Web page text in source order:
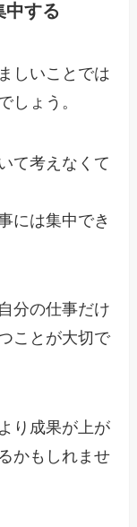
中する
しいことでは
しょう。
て考えなくて
には集中でき
分の仕事だけ
ことが大切で
り成果が上が
かもしれませ